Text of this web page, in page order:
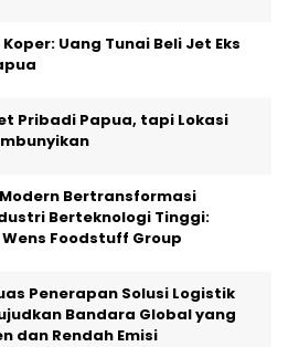
Uang Tunai Beli Jet Eks
Pribadi Papua, tapi Lokasi
Bertransformasi
Berteknologi Tinggi:
Foodstuff Group
Penerapan Solusi Logistik
Bandara Global yang
dan Rendah Emisi